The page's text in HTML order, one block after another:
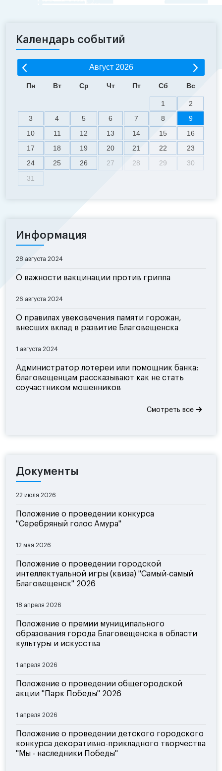
Календарь событий
Август 2026
Пн Вт Ср Чт Пт Сб Вс
1
2
3
4 5 6 7 8
9
10
11 12 13 14 15
16
17
18 19 20 21 22
23
24
25 26 27 28 29
30
31
Информация
28 августа 2024
О важности вакцинации против гриппа
26 августа 2024
О правилах увековечения памяти горожан,
внесших вклад в развитие Благовещенска
1 августа 2024
Администратор лотереи или помощник банка:
благовещенцам рассказывают как не стать
соучастником мошенников
Смотреть все
Документы
22 июля 2026
Положение о проведении конкурса
"Серебряный голос Амура"
12 мая 2026
Положение о проведении городской
интеллектуальной игры (квиза) "Самый-самый
Благовещенск" 2026
18 апреля 2026
Положение о премии муниципального
образования города Благовещенска в области
культуры и искусства
1 апреля 2026
Положение о проведении общегородской
акции "Парк Победы" 2026
1 апреля 2026
Положение о проведении детского городского
конкурса декоративно-прикладного творчества
"Мы - наследники Победы"